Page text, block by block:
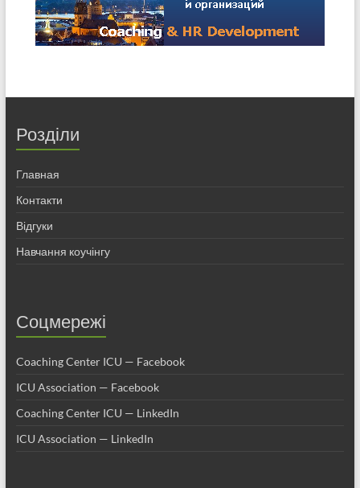
Розділи
Главная
Контакти
Відгуки
Навчання коучінгу
Соцмережі
Coaching Center ICU — Facebook
ICU Association — Facebook
Coaching Center ICU — LinkedIn
ICU Association — LinkedIn